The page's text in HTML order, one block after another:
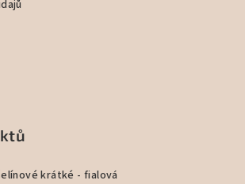
krátké - fialová